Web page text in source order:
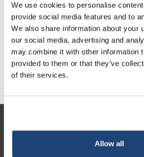
We use cookies to personalise
provide social media features and to
We also share information about your
our social media, advertising and
may combine it with other information
provided to them or that they’ve
of their services.
Allow all
1 Stuk
Toevoegen aan
Informatie